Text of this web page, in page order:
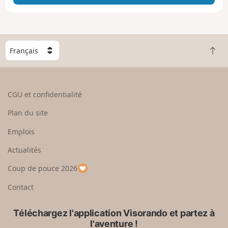
e
g
n
C
h
o
e
u
p
a
R
e
CGU et confidentialité
Plan du site
Emplois
Actualités
Coup de pouce 2026
Contact
Téléchargez l'application Visorando et partez à
l'aventure !